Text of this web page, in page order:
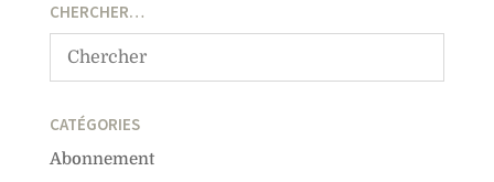
CHERCHER…
CATÉGORIES
Abonnement